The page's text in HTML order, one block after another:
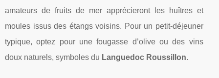
amateurs de fruits de mer apprécieront les huîtres et
moules issus des étangs voisins. Pour un petit-déjeuner
typique, optez pour une fougasse d’olive ou des vins
doux naturels, symboles du Languedoc Roussillon.